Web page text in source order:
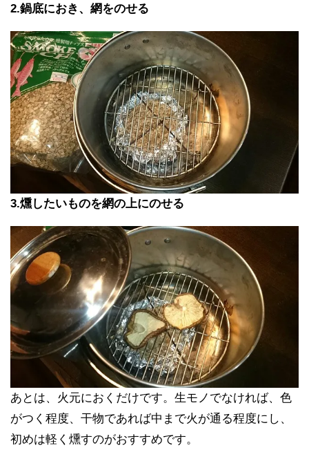
2.鍋底におき、網をのせる
3.燻したいものを網の上にのせる
あとは、火元におくだけです。生モノでなければ、色
がつく程度、干物であれば中まで火が通る程度にし、
初めは軽く燻すのがおすすめです。